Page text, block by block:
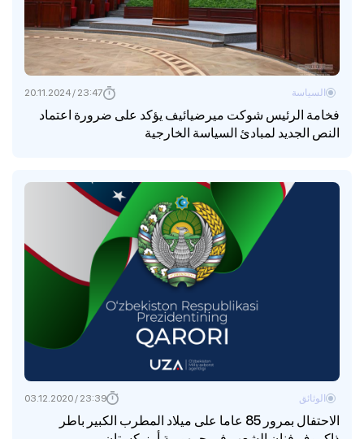
فخامة الرئيس شوكت ميرضيائيف يؤكد على ضرورة اعتماد
النص الجديد لمبادئ السياسة الخارجية
السياسة 23:47 / 20.11.2024
الاحتفال بمرور 85 عاما على ميلاد المطرب الكبير باطر
الوثائق 23:39 / 03.12.2020